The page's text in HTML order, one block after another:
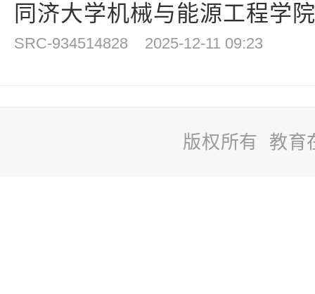
同济大学机械与能源工程学
SRC-934514828 2025-12-11 09:23
版权所有 教育